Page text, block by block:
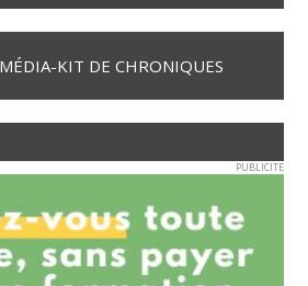
KIT DE CHRONIQUES
PUBLICITE